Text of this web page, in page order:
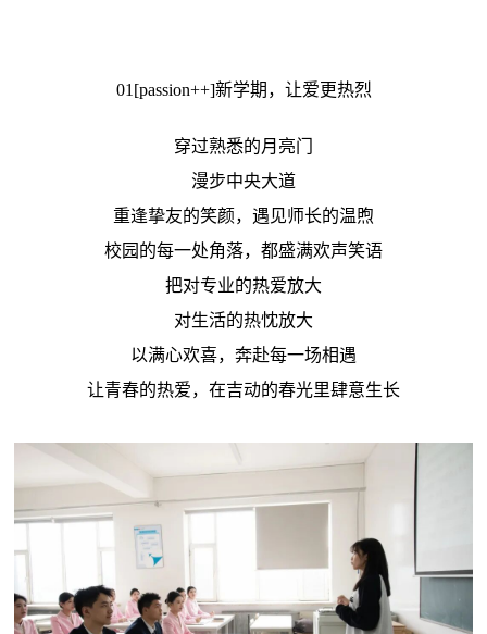
01[passion++]新学期，让爱更热烈
穿过熟悉的月亮门
漫步中央大道
重逢挚友的笑颜，遇见师长的温煦
校园的每一处角落，都盛满欢声笑语
把对专业的热爱放大
对生活的热忱放大
以满心欢喜，奔赴每一场相遇
让青春的热爱，在吉动的春光里肆意生长